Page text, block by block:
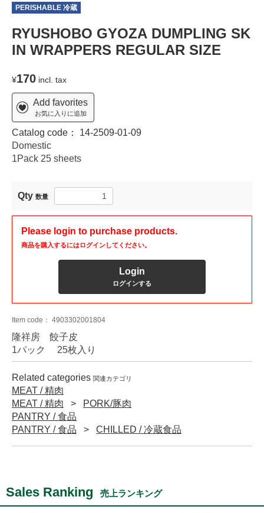
PERISHABLE 冷蔵
RYUSHOBO GYOZA DUMPLING SK
IN WRAPPERS REGULAR SIZE
¥170 incl. tax
Add favorites
お気に入りに追加
Catalog code： 14-2509-01-09
Domestic
1Pack 25 sheets
Qty 数量
Please login to purchase products.
商品を購入するにはログインしてください。
Login
ログインする
Item code： 4903302001804
隆祥房 餃子皮
1パック 25枚入り
Related categories 関連カテゴリ
MEAT / 精肉
MEAT / 精肉
PORK/豚肉
PANTRY / 食品
PANTRY / 食品
CHILLED / 冷蔵食品
Sales Ranking 売上ランキング